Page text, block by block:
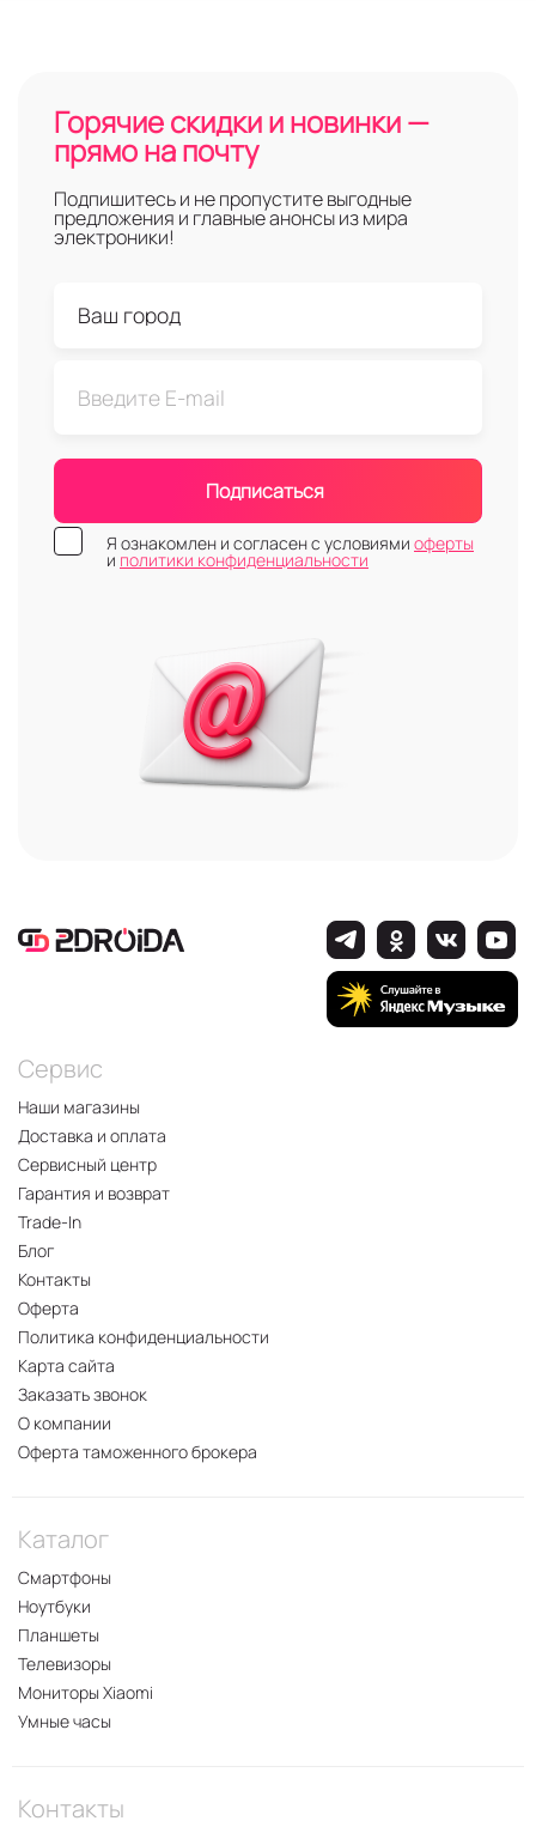
Горячие скидки и новинки —
прямо на почту
Подпишитесь и не пропустите выгодные
предложения и главные анонсы из мира
электроники!
Подписаться
Я ознакомлен и согласен с условиями оферты
и политики конфиденциальности
Сервис
Наши магазины
Доставка и оплата
Сервисный центр
Гарантия и возврат
Trade-In
Блог
Контакты
Оферта
Политика конфиденциальности
Карта сайта
Заказать звонок
О компании
Оферта таможенного брокера
Каталог
Смартфоны
Ноутбуки
Планшеты
Телевизоры
Мониторы Xiaomi
Умные часы
Контакты